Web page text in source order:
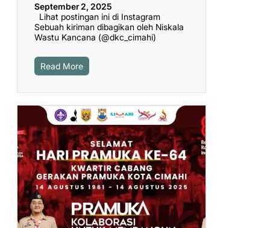
September 2, 2025
Lihat postingan ini di Instagram
Sebuah kiriman dibagikan oleh Niskala
Wastu Kancana (@dkc_cimahi)
Read More